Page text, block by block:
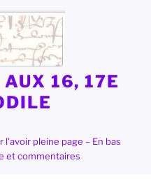
16, 17E
pleine page – En bas
et commentaires